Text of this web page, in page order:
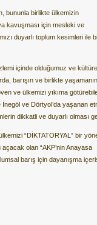
bununla birlikte ülkemizin
kavuşması için mesleki ve
duyarlı toplum kesimleri ile
içinde olduğumuz ve
barışın ve birlikte yaşamanın
ve ülkemizi yıkıma
ve Dörtyol’da yaşanan
dikkatli ve duyarlı olması
“DİKTATORYAL” bir
olan “AKP’nin Anayasa
barış için dayanışma